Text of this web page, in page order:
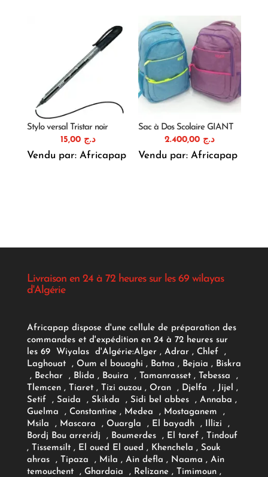
Stylo versal Tristar noir
د.ج
Vendu par: Africapap
Sac à Dos Scolaire GIANT
د.ج
Vendu par: Africapap
Livraison en 24 à 72 heures sur les 69 wilayas
d'Algérie
Africapap dispose d'une cellule de préparation des
commandes et d'expédition en 24 à 72 heures sur
les 69 Wiyalas d'Algérie:Alger , Adrar, Chlef ,
Laghouat , Oum el bouaghi , Batna , Bejaia , Biskra
, Bechar , Blida , Bouira , Tamanrasset , Tebessa ,
Tlemcen , Tiaret , Tizi ouzou , Oran , Djelfa , Jijel ,
Setif , Saida , Skikda , Sidi bel abbes , Annaba ,
Guelma , Constantine , Medea , Mostaganem ,
Msila , Mascara , Ouargla , El bayadh , Illizi ,
Bordj Bou arreridj , Boumerdes , El taref , Tindouf
, Tissemsilt , El oued El oued , Khenchela , Souk
ahras , Tipaza , Mila , Ain defla , Naama , Ain
temouchent , Ghardaia , Relizane , Timimoun ,